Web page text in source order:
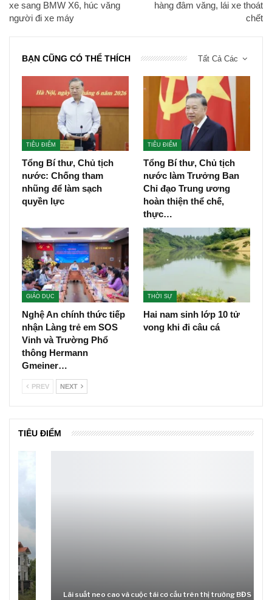
xe sang BMW X6, húc văng
người đi xe máy
hàng đâm văng, lái xe thoát
chết
Tất Cả Các
BẠN CŨNG CÓ THỂ THÍCH
TIÊU ĐIỂM
Tổng Bí thư, Chủ tịch
nước: Chống tham
nhũng để làm sạch
quyền lực
TIÊU ĐIỂM
Tổng Bí thư, Chủ tịch
nước làm Trưởng Ban
Chỉ đạo Trung ương
hoàn thiện thể chế,
thực…
GIÁO DỤC
Nghệ An chính thức tiếp
nhận Làng trẻ em SOS
Vinh và Trường Phổ
thông Hermann
Gmeiner…
THỜI SỰ
Hai nam sinh lớp 10 tử
vong khi đi câu cá
PREV NEXT
TIÊU ĐIỂM
Lãi suất neo cao và cuộc tái cơ cấu trên thị trường BĐS